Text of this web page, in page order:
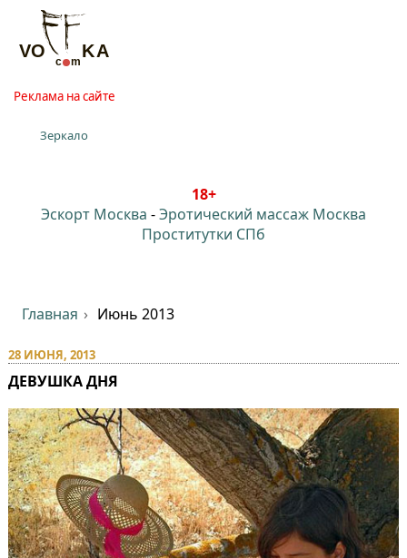
Реклама на сайте
Зеркало
18+
Эскорт Москва -Эротический массаж Москва
Проститутки СПб
Главная Июнь 2013
28 ИЮНЯ, 2013
ДЕВУШКА ДНЯ